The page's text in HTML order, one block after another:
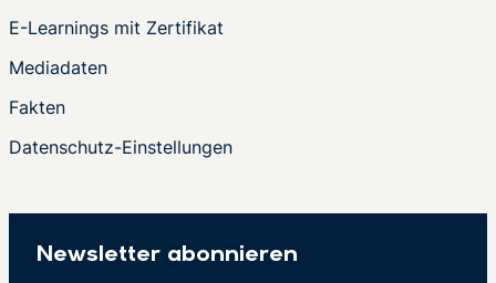
E-Learnings mit Zertifikat
Mediadaten
Fakten
Datenschutz-Einstellungen
Newsletter abonnieren